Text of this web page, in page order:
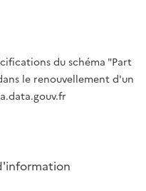
du schéma "Part
le renouvellement d'un